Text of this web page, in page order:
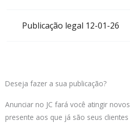
Publicação legal 12-01-26
Deseja fazer a sua publicação?
Anunciar no JC fará você atingir
presente aos que já são seus clientes